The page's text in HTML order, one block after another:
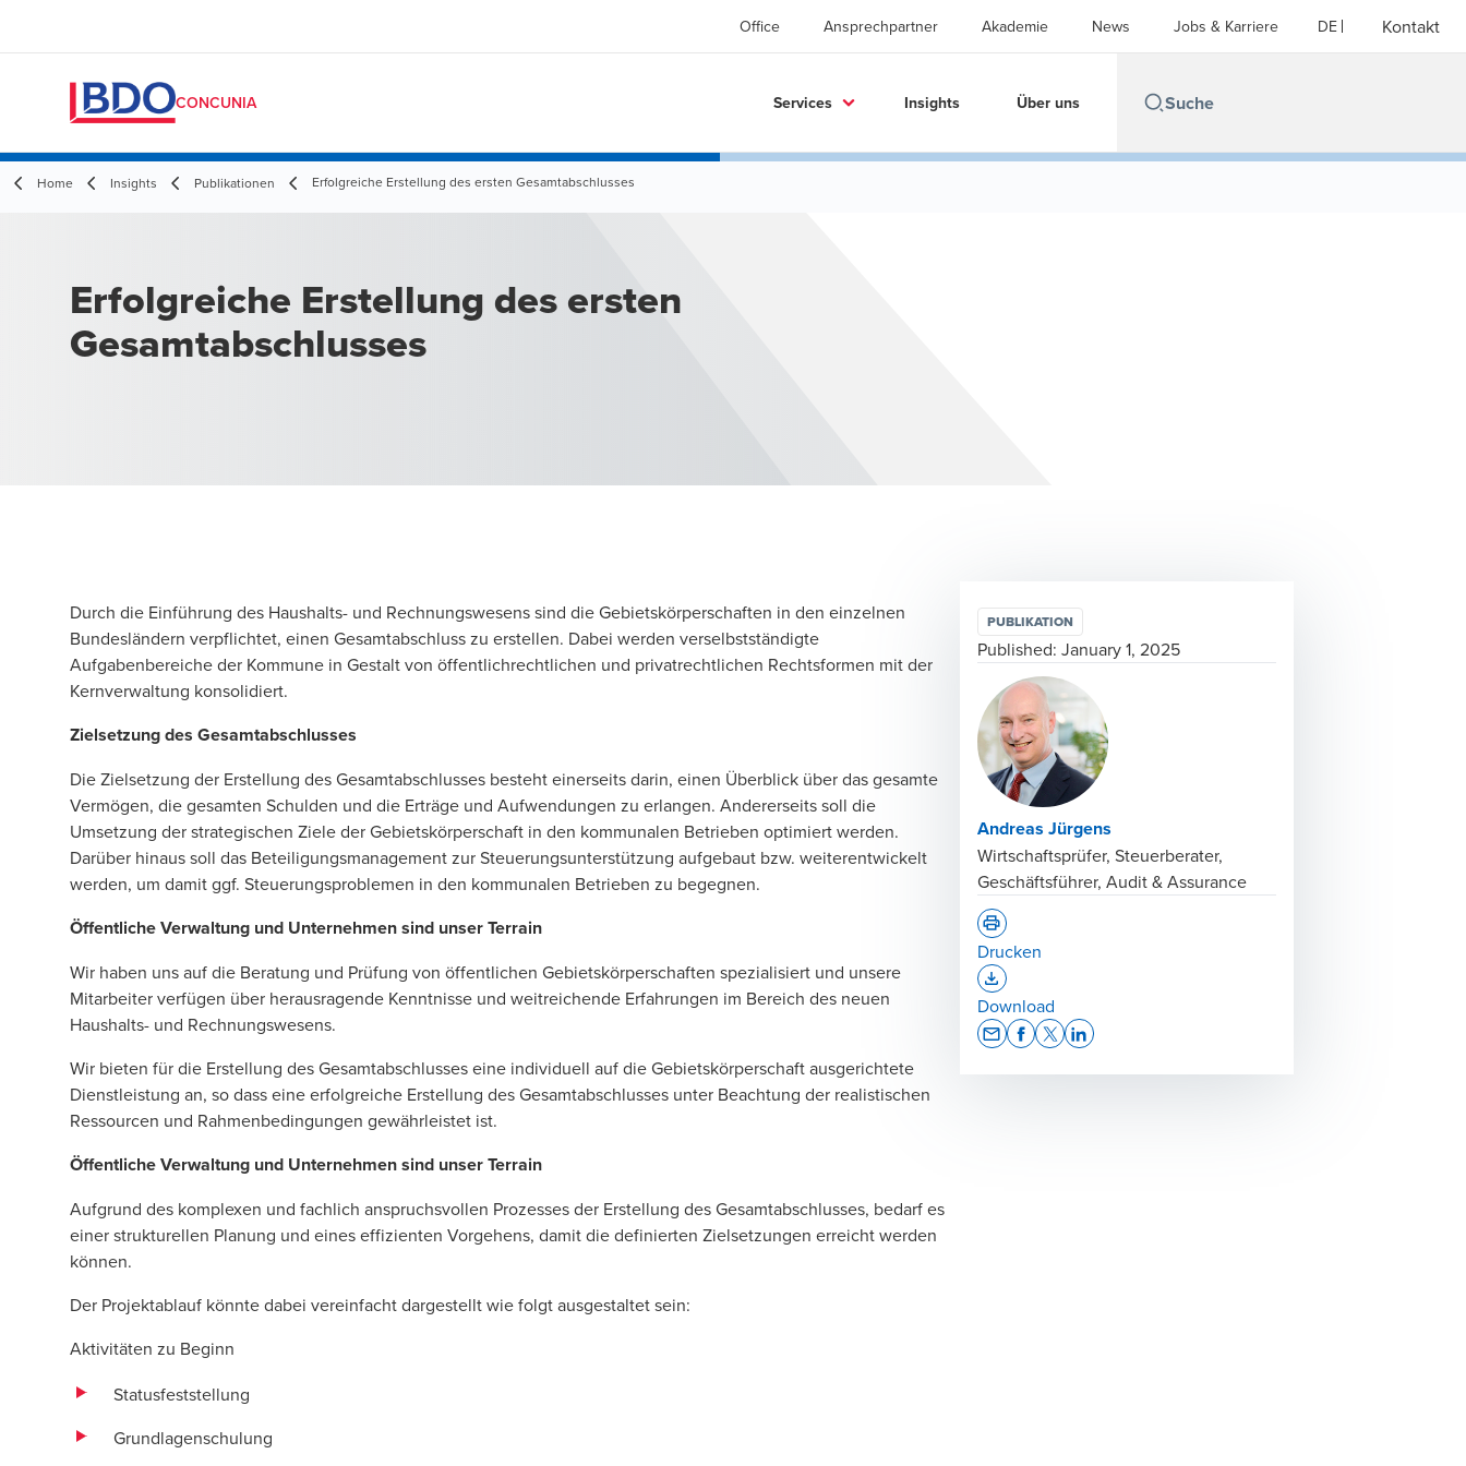
Office Ansprechpartner Akademie News Jobs & Karriere DE Kontakt
CONCUNIA Services Insights Über uns
Home Insights Publikationen Erfolgreiche Erstellung des ersten Gesamtabschlusses
Erfolgreiche Erstellung des ersten
Gesamtabschlusses
Durch die Einführung des Haushalts- und Rechnungswesens sind die Gebietskörperschaften in den einzelnen
Bundesländern verpflichtet, einen Gesamtabschluss zu erstellen. Dabei werden verselbstständigte
Aufgabenbereiche der Kommune in Gestalt von öffentlichrechtlichen und privatrechtlichen Rechtsformen mit der
Kernverwaltung konsolidiert.
Zielsetzung des Gesamtabschlusses
Die Zielsetzung der Erstellung des Gesamtabschlusses besteht einerseits darin, einen Überblick über das gesamte
Vermögen, die gesamten Schulden und die Erträge und Aufwendungen zu erlangen. Andererseits soll die
Umsetzung der strategischen Ziele der Gebietskörperschaft in den kommunalen Betrieben optimiert werden.
Darüber hinaus soll das Beteiligungsmanage­ment zur Steuerungsunterstützung aufgebaut bzw. weiterentwickelt
werden, um damit ggf. Steuerungsproblemen in den kommunalen Betrieben zu begegnen.
Öffentliche Verwaltung und Unternehmen sind unser Terrain
Wir haben uns auf die Beratung und Prüfung von öffentlichen Gebietskörperschaften speziali­siert und unsere
Mitarbeiter verfügen über herausragende Kenntnisse und weitreichende Erfah­rungen im Bereich des neuen
Haushalts- und Rechnungswesens.
Wir bieten für die Erstellung des Gesamtabschlusses eine individuell auf die Gebietskörper­schaft ausgerichtete
Dienstleistung an, so dass eine erfolgreiche Erstellung des Gesamtab­schlusses unter Beachtung der realistischen
Ressourcen und Rahmenbedingungen gewährleis­tet ist.
Öffentliche Verwaltung und Unternehmen sind unser Terrain
Aufgrund des komplexen und fachlich anspruchsvollen Prozesses der Erstellung des Gesamt­abschlusses, bedarf es
einer strukturellen Planung und eines effizienten Vorgehens, damit die definierten Zielsetzungen erreicht werden
können.
Der Projektablauf könnte dabei vereinfacht dargestellt wie folgt ausgestaltet sein:
Aktivitäten zu Beginn
Statusfeststellung
Grundlagenschulung
PUBLIKATION
Published: January 1, 2025
Andreas Jürgens
Wirtschaftsprüfer, Steuerberater,
Geschäftsführer, Audit & Assurance
Drucken
Download